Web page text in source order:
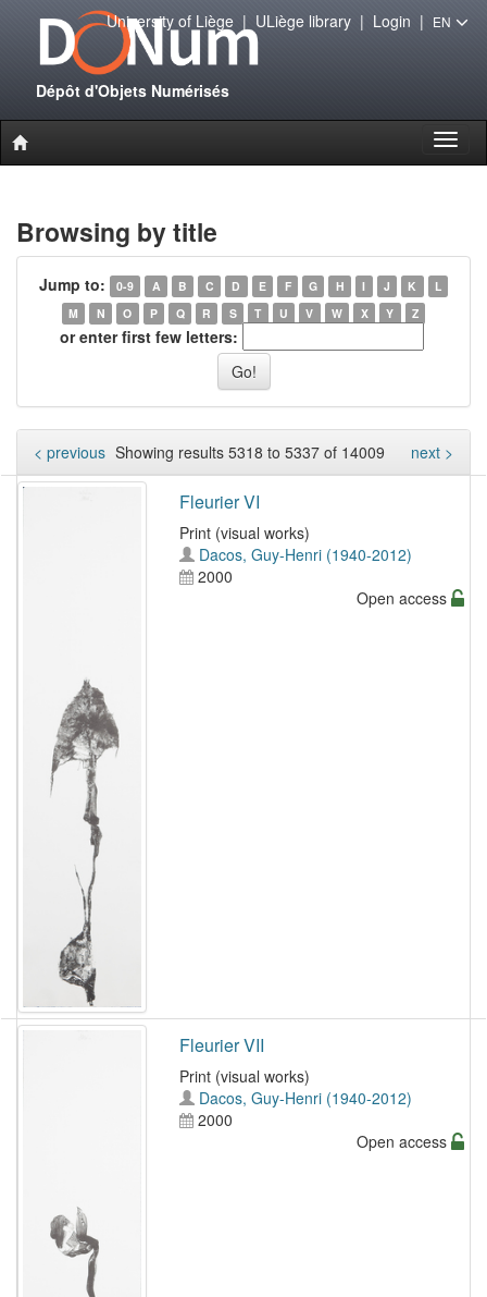
Dépôt d'Objets Numérisés
University of Liège| ULiège library| Login | EN
Browsing by title
Jump to: 0-9 A B C D E F G H I J K
L
M
N O P Q R S T U V W X Y Z
or enter first few letters:
Showing results 5318 to 5337 of 14009
< previous next >
Fleurier VI
Print (visual works)
Dacos, Guy-Henri (1940-2012)
2000
Open access
Fleurier VII
Print (visual works)
Dacos, Guy-Henri (1940-2012)
2000
Open access